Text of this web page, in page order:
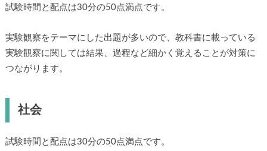
試験時間と配点は30分の50点満点です。
実験観察をテーマにした出題が多いので、教科書に載っている
実験観察に関しては結果、過程など細かく覚えることが対策に
つながります。
社会
試験時間と配点は30分の50点満点です。